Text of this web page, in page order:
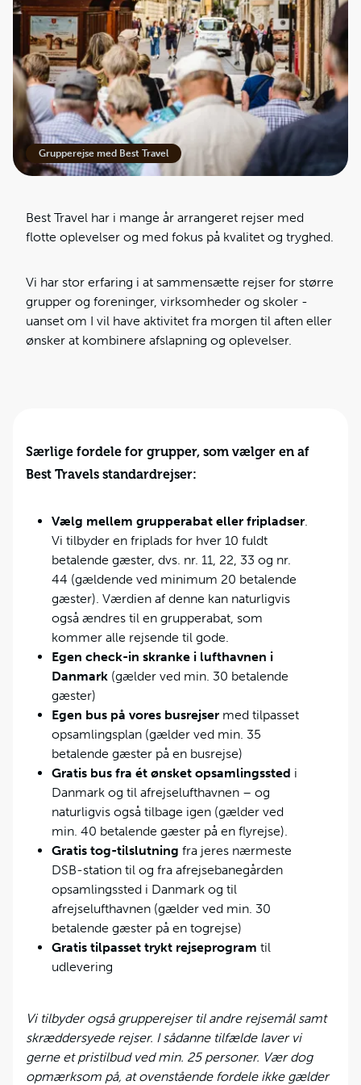
Grupperejse med Best Travel
Best Travel har i mange år arrangeret rejser med
flotte oplevelser og med fokus på kvalitet og tryghed.
Vi har stor erfaring i at sammensætte rejser for større
grupper og foreninger, virksomheder og skoler -
uanset om I vil have aktivitet fra morgen til aften eller
ønsker at kombinere afslapning og oplevelser.
Særlige fordele for grupper, som vælger en af
Best Travels standardrejser:
Vælg mellem grupperabat eller fripladser.
Vi tilbyder en friplads for hver 10 fuldt
betalende gæster, dvs. nr. 11, 22, 33 og nr.
44 (gældende ved minimum 20 betalende
gæster). Værdien af denne kan naturligvis
også ændres til en grupperabat, som
kommer alle rejsende til gode.
Egen check-in skranke i lufthavnen i
Danmark (gælder ved min. 30 betalende
gæster)
Egen bus på vores busrejser med tilpasset
opsamlingsplan (gælder ved min. 35
betalende gæster på en busrejse)
Gratis bus fra ét ønsket opsamlingssted i
Danmark og til afrejselufthavnen – og
naturligvis også tilbage igen (gælder ved
min. 40 betalende gæster på en flyrejse).
Gratis tog-tilslutning fra jeres nærmeste
DSB-station til og fra afrejsebanegården
opsamlingssted i Danmark og til
afrejselufthavnen (gælder ved min. 30
betalende gæster på en togrejse)
Gratis tilpasset trykt rejseprogram til
udlevering
Vi tilbyder også grupperejser til andre rejsemål samt
skræddersyede rejser. I sådanne tilfælde laver vi
gerne et pristilbud ved min. 25 personer. Vær dog
opmærksom på, at ovenstående fordele ikke gælder